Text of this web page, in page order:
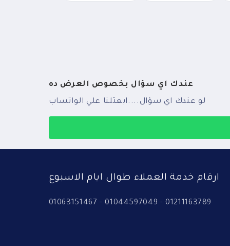
عندك اي سؤال بخصوص العرض ده
لو عندك اي سؤال....ابعتلنا علي الواتساب
ارقام خدمة العملاء طوال ايام الاسبوع
01063151467 - 01044597049 - 01211163789